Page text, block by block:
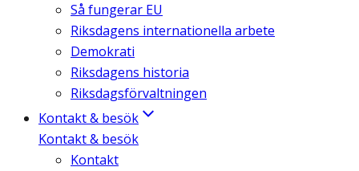
Så fungerar EU
Riksdagens internationella arbete
Demokrati
Riksdagens historia
Riksdagsförvaltningen
Kontakt & besök
Kontakt & besök
Kontakt